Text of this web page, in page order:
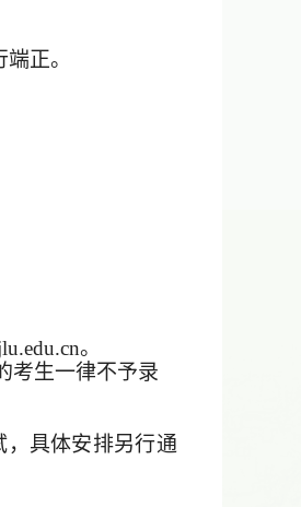
正。
。
考生一律不予录
具体安排另行通